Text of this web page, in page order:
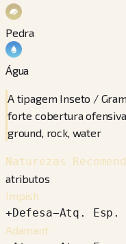
Pedra
Água
A tipagem Inseto /
forte cobertura
ground, rock, water
Naturezas
atributos
Impish
+Defesa−Atq. Esp.
Adamant